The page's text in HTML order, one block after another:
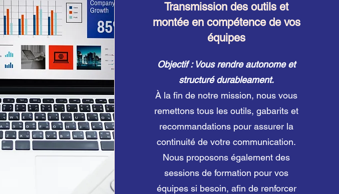
Transmission des outils et
montée en compétence de vos
équipes
Objectif : Vous rendre autonome et
structuré durableament.
À la fin de notre mission, nous vous
remettons tous les outils, gabarits et
recommandations pour assurer la
continuité de votre communication.
Nous proposons également des
sessions de formation pour vos
équipes si besoin, afin de renforcer